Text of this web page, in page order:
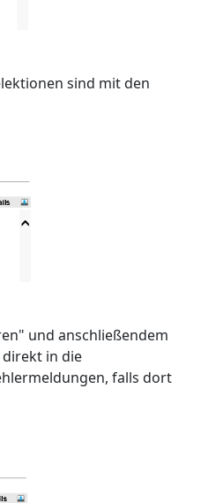
sind mit den
und anschließendem
in die
falls dort